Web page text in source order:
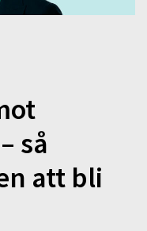
så
att bli